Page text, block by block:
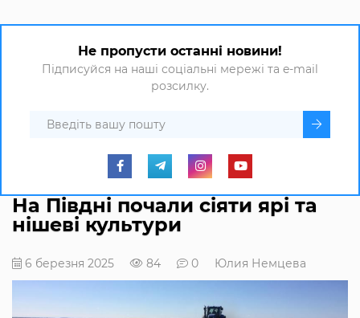
Не пропусти останні новини!
Підписуйся на наші соціальні мережі та e-mail
розсилку.
На Півдні почали сіяти ярі та
нішеві культури
6 березня 2025 84 0 Юлия Немцева